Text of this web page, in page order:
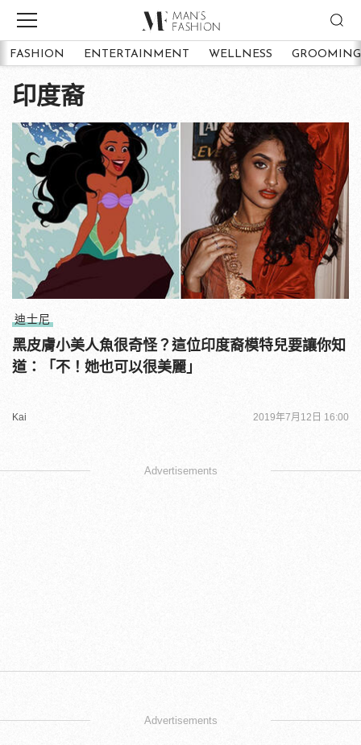
FASHION ENTERTAINMENT WELLNESS GROOMING
印度裔
迪士尼
黑皮膚小美人魚很奇怪？這位印度裔模特兒要讓你知
道：「不！她也可以很美麗」
Kai 2019年7月12日 16:00
Advertisements
Advertisements